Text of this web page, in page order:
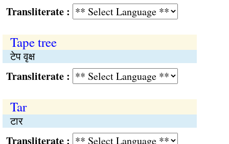
:
Tape tree
टेप वृक्ष
:
Tar
टार
: